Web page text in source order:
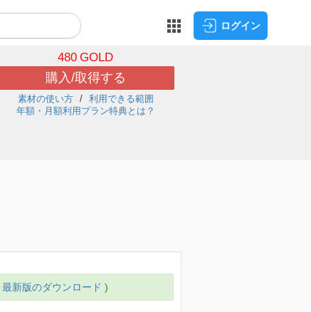
ログイン
480 GOLD
購入/取得する
素材の使い方
利用できる範囲
年額・月額利用プラン特典とは？
最新版のダウンロード )